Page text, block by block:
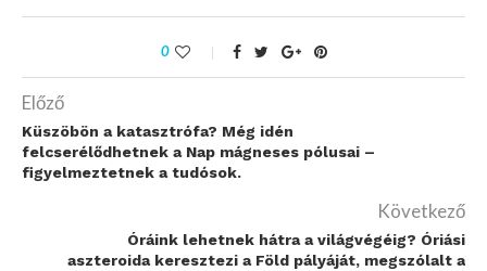
0
Előző
Küszöbön a katasztrófa? Még idén
felcserélődhetnek a Nap mágneses pólusai –
figyelmeztetnek a tudósok.
Következő
Óráink lehetnek hátra a világvégéig? Óriási
aszteroida keresztezi a Föld pályáját, megszólalt a